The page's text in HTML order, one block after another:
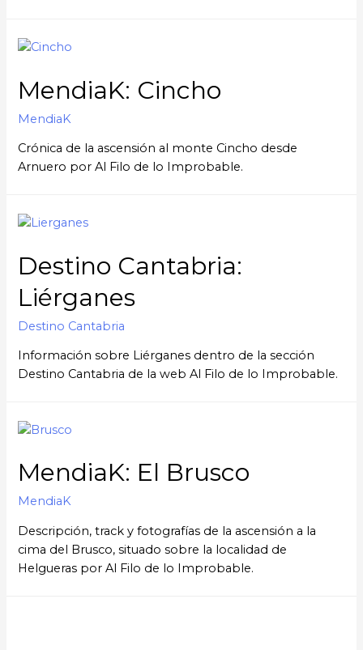
MendiaK: Cincho
MendiaK
Crónica de la ascensión al monte Cincho desde
Arnuero por Al Filo de lo Improbable.
Destino Cantabria:
Liérganes
Destino Cantabria
Información sobre Liérganes dentro de la sección
Destino Cantabria de la web Al Filo de lo Improbable.
MendiaK: El Brusco
MendiaK
Descripción, track y fotografías de la ascensión a la
cima del Brusco, situado sobre la localidad de
Helgueras por Al Filo de lo Improbable.